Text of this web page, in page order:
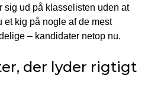
sig ud på klasselisten uden at
et kig på nogle af de mest
– kandidater netop nu.
der lyder rigtigt